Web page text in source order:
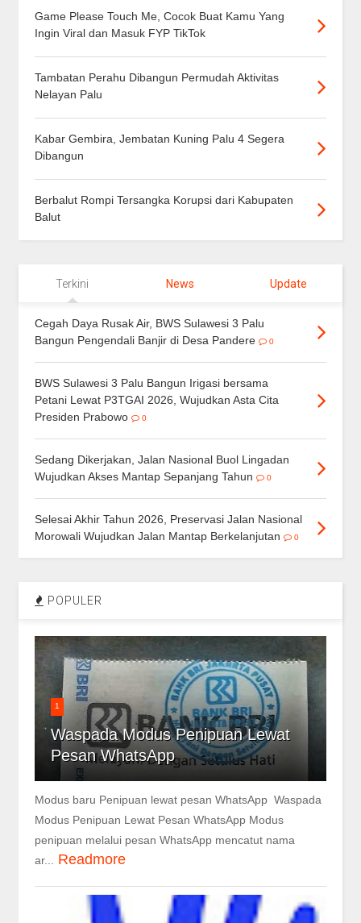
Game Please Touch Me, Cocok Buat Kamu Yang
Ingin Viral dan Masuk FYP TikTok
Tambatan Perahu Dibangun Permudah Aktivitas
Nelayan Palu
Kabar Gembira, Jembatan Kuning Palu 4 Segera
Dibangun
Berbalut Rompi Tersangka Korupsi dari Kabupaten
Balut
Terkini News Update
Cegah Daya Rusak Air, BWS Sulawesi 3 Palu
Bangun Pengendali Banjir di Desa Pandere
0
BWS Sulawesi 3 Palu Bangun Irigasi bersama
Petani Lewat P3TGAI 2026, Wujudkan Asta Cita
Presiden Prabowo
0
Sedang Dikerjakan, Jalan Nasional Buol Lingadan
Wujudkan Akses Mantap Sepanjang Tahun
0
Selesai Akhir Tahun 2026, Preservasi Jalan Nasional
Morowali Wujudkan Jalan Mantap Berkelanjutan
0
POPULER
1
Waspada Modus Penipuan Lewat
Pesan WhatsApp
Modus baru Penipuan lewat pesan WhatsApp Waspada
Modus Penipuan Lewat Pesan WhatsApp Modus
penipuan melalui pesan WhatsApp mencatut nama
ar...
Readmore